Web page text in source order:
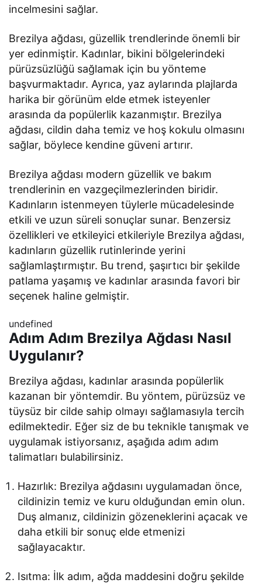
incelmesini sağlar.
Brezilya ağdası, güzellik trendlerinde önemli bir
yer edinmiştir. Kadınlar, bikini bölgelerindeki
pürüzsüzlüğü sağlamak için bu yönteme
başvurmaktadır. Ayrıca, yaz aylarında plajlarda
harika bir görünüm elde etmek isteyenler
arasında da popülerlik kazanmıştır. Brezilya
ağdası, cildin daha temiz ve hoş kokulu olmasını
sağlar, böylece kendine güveni artırır.
Brezilya ağdası modern güzellik ve bakım
trendlerinin en vazgeçilmezlerinden biridir.
Kadınların istenmeyen tüylerle mücadelesinde
etkili ve uzun süreli sonuçlar sunar. Benzersiz
özellikleri ve etkileyici etkileriyle Brezilya ağdası,
kadınların güzellik rutinlerinde yerini
sağlamlaştırmıştır. Bu trend, şaşırtıcı bir şekilde
patlama yaşamış ve kadınlar arasında favori bir
seçenek haline gelmiştir.
undefined
Adım Adım Brezilya Ağdası Nasıl
Uygulanır?
Brezilya ağdası, kadınlar arasında popülerlik
kazanan bir yöntemdir. Bu yöntem, pürüzsüz ve
tüysüz bir cilde sahip olmayı sağlamasıyla tercih
edilmektedir. Eğer siz de bu teknikle tanışmak ve
uygulamak istiyorsanız, aşağıda adım adım
talimatları bulabilirsiniz.
Hazırlık: Brezilya ağdasını uygulamadan önce,
cildinizin temiz ve kuru olduğundan emin olun.
Duş almanız, cildinizin gözeneklerini açacak ve
daha etkili bir sonuç elde etmenizi
sağlayacaktır.
Isıtma: İlk adım, ağda maddesini doğru şekilde